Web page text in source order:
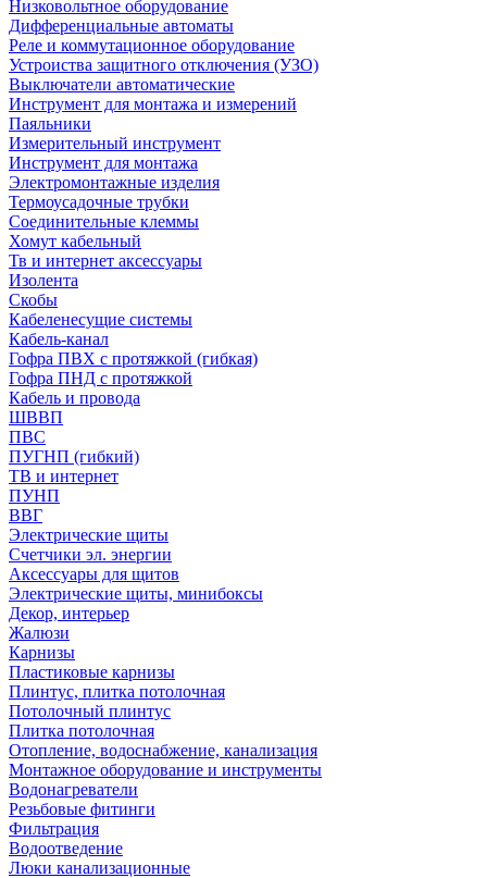
Низковольтное оборудование
Дифференциальные автоматы
Реле и коммутационное оборудование
Устроиства защитного отключения (УЗО)
Выключатели автоматические
Инструмент для монтажа и измерений
Паяльники
Измерительный инструмент
Инструмент для монтажа
Электромонтажные изделия
Термоусадочные трубки
Соединительные клеммы
Хомут кабельный
Тв и интернет аксессуары
Изолента
Скобы
Кабеленесущие системы
Кабель-канал
Гофра ПВХ с протяжкой (гибкая)
Гофра ПНД с протяжкой
Кабель и провода
ШВВП
ПВС
ПУГНП (гибкий)
ТВ и интернет
ПУНП
ВВГ
Электрические щиты
Счетчики эл. энергии
Аксессуары для щитов
Электрические щиты, минибоксы
Декор, интерьер
Жалюзи
Карнизы
Пластиковые карнизы
Плинтус, плитка потолочная
Потолочный плинтус
Плитка потолочная
Отопление, водоснабжение, канализация
Монтажное оборудование и инструменты
Водонагреватели
Резьбовые фитинги
Фильтрация
Водоотведение
Люки канализационные